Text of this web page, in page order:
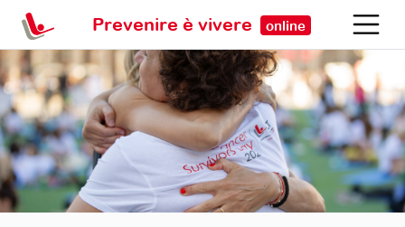
Prevenire è vivere online